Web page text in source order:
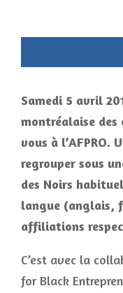
Samedi 5 avril
montréalaise des
vous à l’AFPRO.
regrouper sous
des Noirs
langue (anglais,
affiliations
C’est avec la
for Black